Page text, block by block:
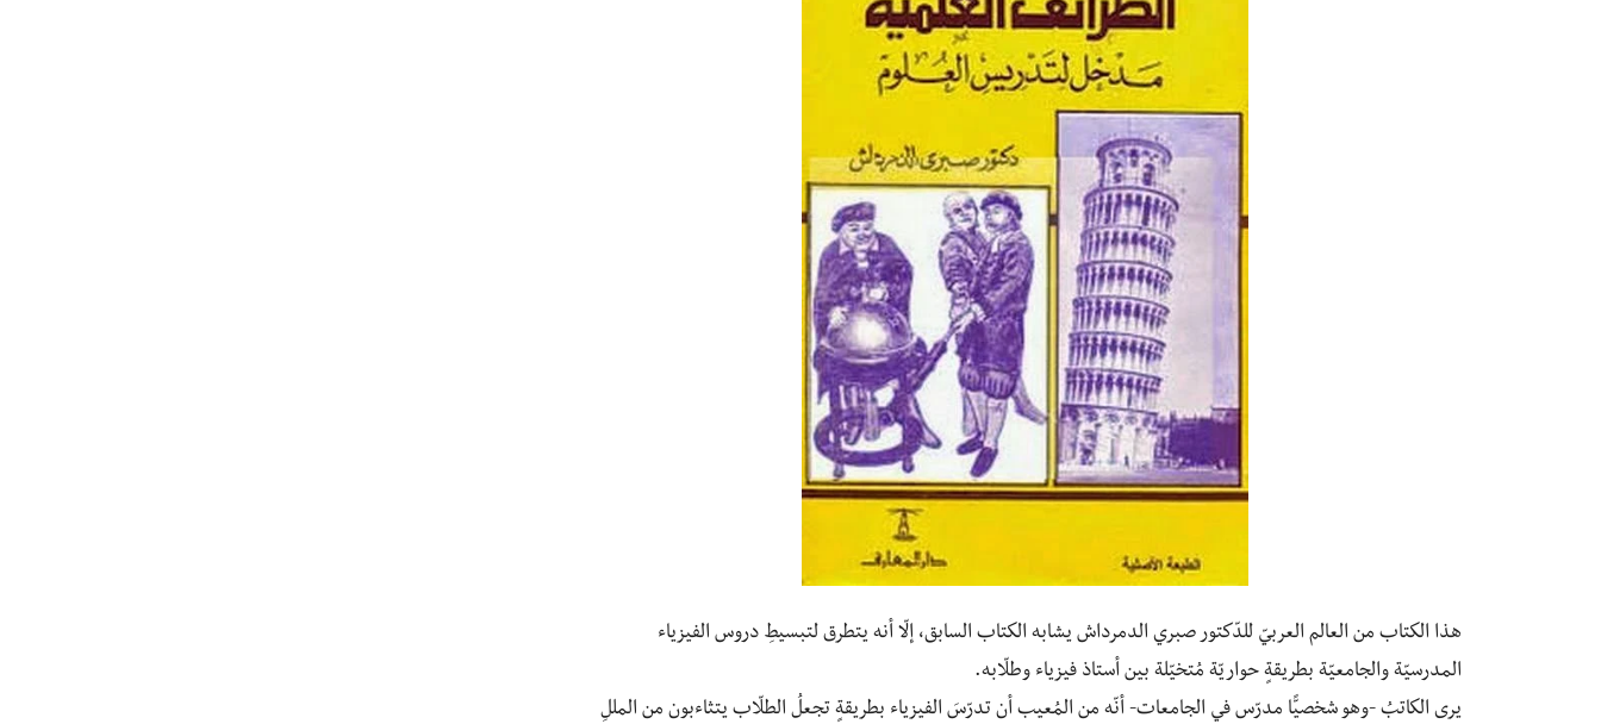
هذا الكتاب من العالم العربيّ للدّكتور صبري الدمرداش يشابه الكتاب السابق، إلّا أنه يتطرق لتبسيطِ دروس الفيزياء
المدرسيّة والجامعيّة بطريقةٍ حواريّة مُتخيّلة بين أستاذ فيزياء وطلّابه.
يرى الكاتبُ -وهو شخصيًّا مدرّس في الجامعات- أنّه من المُعيب أن تدرّسَ الفيزياء بطريقةٍ تجعلُ الطلّاب يتثاءبون من المللِ